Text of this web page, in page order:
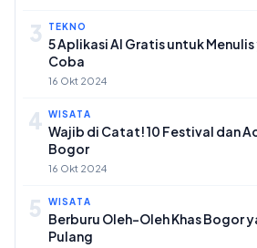
3 TEKNO
5 Aplikasi AI Gratis untuk
Coba
16 Okt 2024
4 WISATA
Wajib di Catat! 10 Festival dan
Bogor
16 Okt 2024
5 WISATA
Berburu Oleh-Oleh Khas Bogor
Pulang